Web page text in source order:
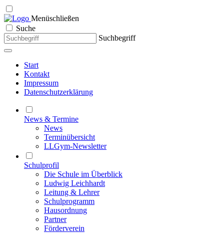
Menüschließen
Suche
Suchbegriff
Start
Kontakt
Impressum
Datenschutzerklärung
News & Termine
News
Terminübersicht
LLGym-Newsletter
Schulprofil
Die Schule im Überblick
Ludwig Leichhardt
Leitung & Lehrer
Schulprogramm
Hausordnung
Partner
Förderverein